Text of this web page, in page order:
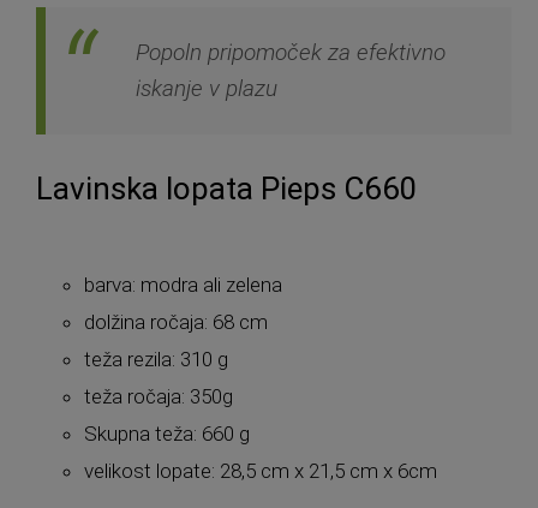
Popoln pripomoček za efektivno
iskanje v plazu
Lavinska lopata Pieps C660
barva: modra ali zelena
dolžina ročaja: 68 cm
teža rezila: 310 g
teža ročaja: 350g
Skupna teža: 660 g
velikost lopate: 28,5 cm x 21,5 cm x 6cm